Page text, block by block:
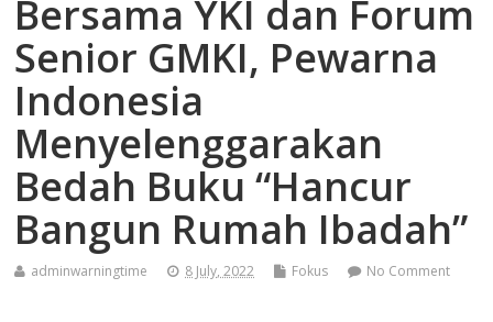
Bersama YKI dan Forum
Senior GMKI, Pewarna
Indonesia
Menyelenggarakan
Bedah Buku “Hancur
Bangun Rumah Ibadah”
adminwarningtime 8 July, 2022 Fokus No Comment